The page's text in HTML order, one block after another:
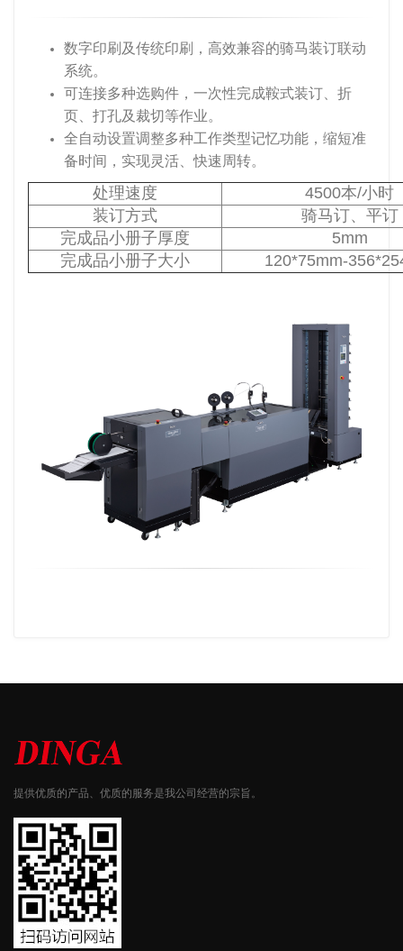
数字印刷及传统印刷，高效兼容的骑马装订联动
系统。
可连接多种选购件，一次性完成鞍式装订、折
页、打孔及裁切等作业。
全自动设置调整多种工作类型记忆功能，缩短准
备时间，实现灵活、快速周转。
处理速度
4500本/小时
装订方式
骑马订、平订
完成品小册子厚度
5mm
完成品小册子大小
120*75mm-
提供优质的产品、优质的服务是我公司经营的宗旨。